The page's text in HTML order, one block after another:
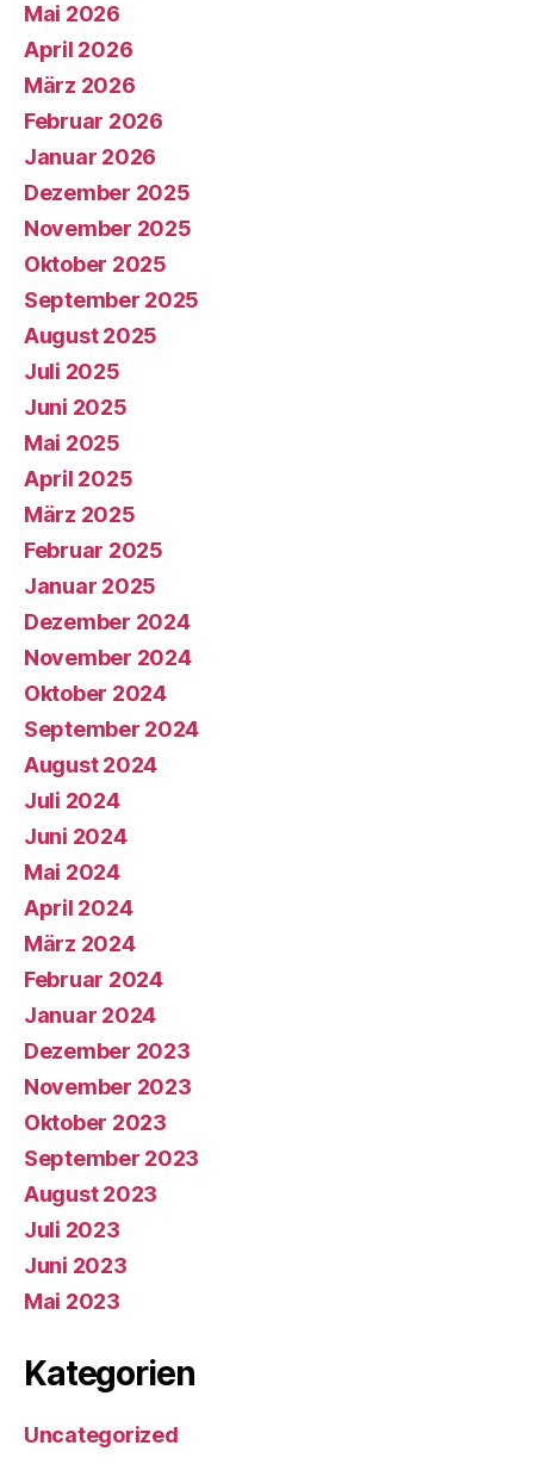
Mai 2026
April 2026
März 2026
Februar 2026
Januar 2026
Dezember 2025
November 2025
Oktober 2025
September 2025
August 2025
Juli 2025
Juni 2025
Mai 2025
April 2025
März 2025
Februar 2025
Januar 2025
Dezember 2024
November 2024
Oktober 2024
September 2024
August 2024
Juli 2024
Juni 2024
Mai 2024
April 2024
März 2024
Februar 2024
Januar 2024
Dezember 2023
November 2023
Oktober 2023
September 2023
August 2023
Juli 2023
Juni 2023
Mai 2023
Kategorien
Uncategorized